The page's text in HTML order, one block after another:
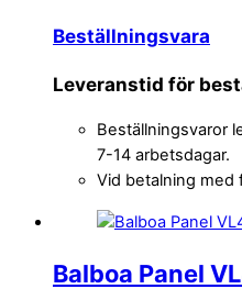
Beställningsvara
Leveranstid för
Beställningsvaror
7-14 arbetsdagar.
Vid betalning med
Balboa Panel